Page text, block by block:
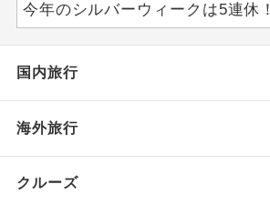
今年のシルバーウィークは5連休！
国内旅行
海外旅行
クルーズ